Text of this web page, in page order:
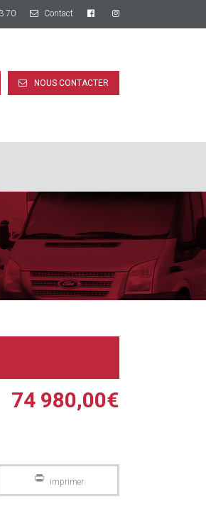
70 Contact
NOUS CONTACTER
74 980,00€
PrintFriendly